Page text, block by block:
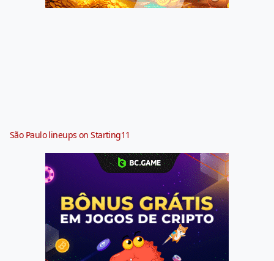
São Paulo lineups on Starting11